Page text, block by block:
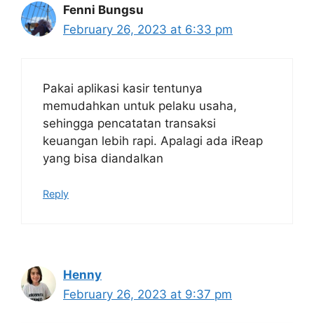
Fenni Bungsu
February 26, 2023 at 6:33 pm
Pakai aplikasi kasir tentunya
memudahkan untuk pelaku usaha,
sehingga pencatatan transaksi
keuangan lebih rapi. Apalagi ada iReap
yang bisa diandalkan
Reply
Henny
February 26, 2023 at 9:37 pm